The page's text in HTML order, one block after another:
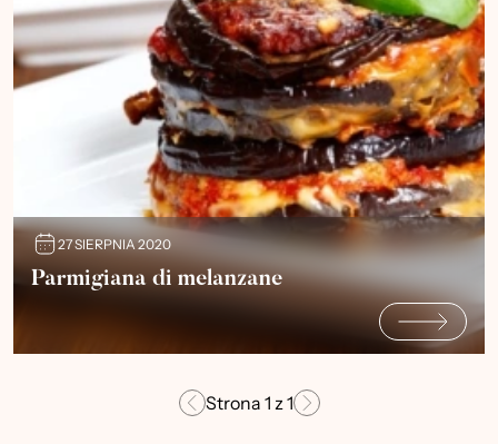
27 SIERPNIA 2020
Parmigiana di melanzane
Strona 1 z1